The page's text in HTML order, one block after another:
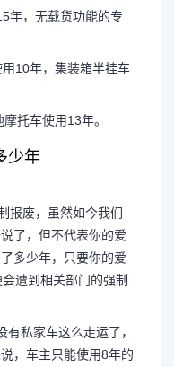
年，无载货功能的专
10年，集装箱半挂车
托车使用13年。
少年
报废，虽然如今我们
了，但不代表你的爱
多少年，只要你的爱
遭到相关部门的强制
私家车这么走运了，
，车主只能使用8年的